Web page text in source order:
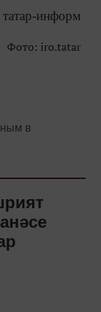
татар-информ
Фото: iro.tatar
в